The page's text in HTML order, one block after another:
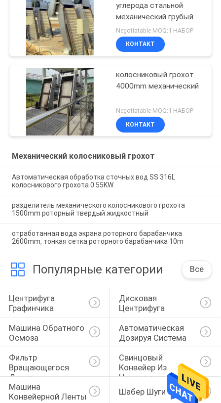
углерода стальной
механический грубый
Negotiatable MOQ:1 НАБОР
КОНТАКТ
колосниковый грохот
4000mm механический
Negotiatable MOQ:1 НАБОР
КОНТАКТ
Механический колосниковый грохот
Автоматическая обработка сточных вод SS 316L
колосникового грохота 0.55KW
разделитель механического колосникового грохота
1500mm роторный твердый жидкостный
отработанная вода экрана роторного барабанчика
2600mm, тонкая сетка роторного барабанчика 10m
Популярные категории Все
Центрифуга
Графинчика
Дисковая
Центрифуга
Машина Обратного
Осмоза
Автоматическая
Дозируя Система
Фильтр
Вращающегося
Диска
Свинцовый
Конвейер Из
Нержавеющей
Стали
Машина
Конвейерной Ленты
Шабер Шуги